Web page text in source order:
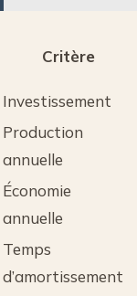
Critère
Investissement
Production
annuelle
Économie
annuelle
Temps
d’amortissement